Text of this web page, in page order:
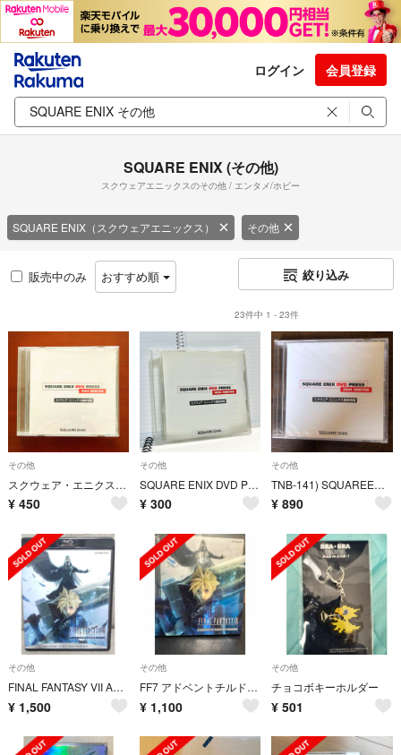
ログイン 会員登録
SQUARE ENIX (その他)
スクウェアエニックスのその他 / エンタメ/ホビー
SQUARE ENIX（スクウェアエニックス） その他
販売中のみ おすすめ順 絞り込み
23件中 1 - 23件
その他
スクウェア・エニクス DVD PRESS 2004WINTER 作品紹介
¥ 450
その他
SQUARE ENIX DVD PRESS 2004 WINTER 最新情報
¥ 300
その他
TNB-141) SQUAREENIX press 2004winter
¥ 890
その他
FINAL FANTASY VII ADVENT CHILDREN
¥ 1,500
その他
FF7 アドベントチルドレン コンプリート版 Blu-ray
¥ 1,100
その他
チョコボキーホルダー
¥ 501